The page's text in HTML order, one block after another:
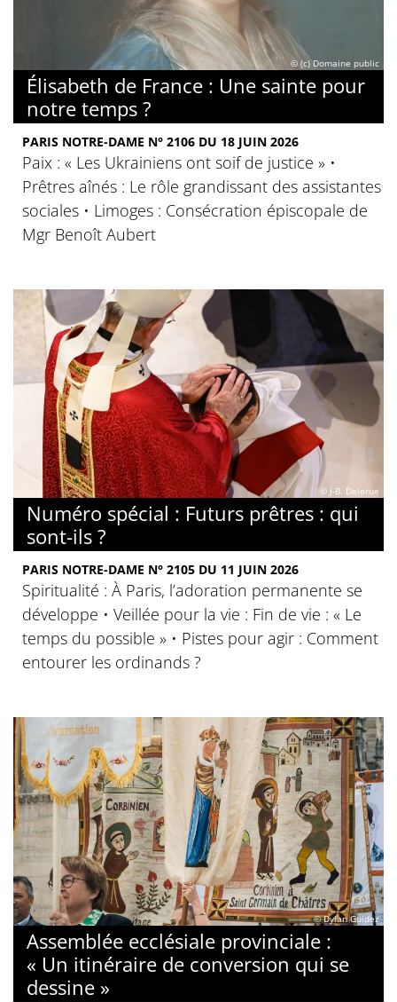
© (c) Domaine public
Élisabeth de France : Une sainte pour
notre temps ?
PARIS NOTRE-DAME N° 2106 DU 18 JUIN 2026
Paix : « Les Ukrainiens ont soif de justice » •
Prêtres aînés : Le rôle grandissant des assistantes
sociales • Limoges : Consécration épiscopale de
Mgr Benoît Aubert
© J-B. Delerue
Numéro spécial : Futurs prêtres : qui
sont-ils ?
PARIS NOTRE-DAME N° 2105 DU 11 JUIN 2026
Spiritualité : À Paris, l’adoration permanente se
développe • Veillée pour la vie : Fin de vie : « Le
temps du possible » • Pistes pour agir : Comment
entourer les ordinands ?
© Dylan Guidez
Assemblée ecclésiale provinciale :
« Un itinéraire de conversion qui se
dessine »